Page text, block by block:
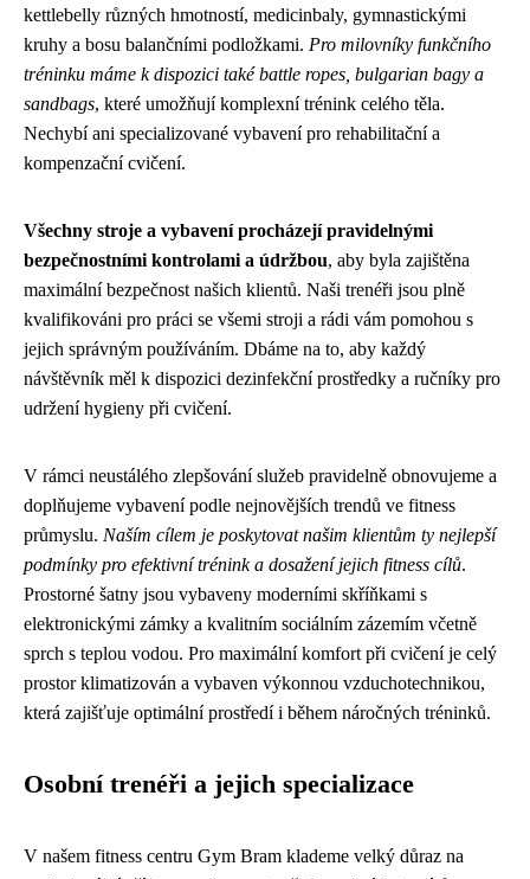
kettlebelly různých hmotností, medicinbaly, gymnastickými
kruhy a bosu balančními podložkami. Pro milovníky funkčního
tréninku máme k dispozici také battle ropes, bulgarian bagy a
sandbags, které umožňují komplexní trénink celého těla.
Nechybí ani specializované vybavení pro rehabilitační a
kompenzační cvičení.
Všechny stroje a vybavení procházejí pravidelnými
bezpečnostními kontrolami a údržbou, aby byla zajištěna
maximální bezpečnost našich klientů. Naši trenéři jsou plně
kvalifikováni pro práci se všemi stroji a rádi vám pomohou s
jejich správným používáním. Dbáme na to, aby každý
návštěvník měl k dispozici dezinfekční prostředky a ručníky pro
udržení hygieny při cvičení.
V rámci neustálého zlepšování služeb pravidelně obnovujeme a
doplňujeme vybavení podle nejnovějších trendů ve fitness
průmyslu. Naším cílem je poskytovat našim klientům ty nejlepší
podmínky pro efektivní trénink a dosažení jejich fitness cílů.
Prostorné šatny jsou vybaveny moderními skříňkami s
elektronickými zámky a kvalitním sociálním zázemím včetně
sprch s teplou vodou. Pro maximální komfort při cvičení je celý
prostor klimatizován a vybaven výkonnou vzduchotechnikou,
která zajišťuje optimální prostředí i během náročných tréninků.
Osobní trenéři a jejich specializace
V našem fitness centru Gym Bram klademe velký důraz na